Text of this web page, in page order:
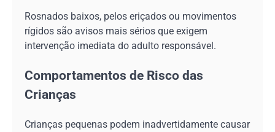
Rosnados baixos, pelos eriçados ou movimentos
rígidos são avisos mais sérios que exigem
intervenção imediata do adulto responsável.
Comportamentos de Risco das
Crianças
Crianças pequenas podem inadvertidamente causar